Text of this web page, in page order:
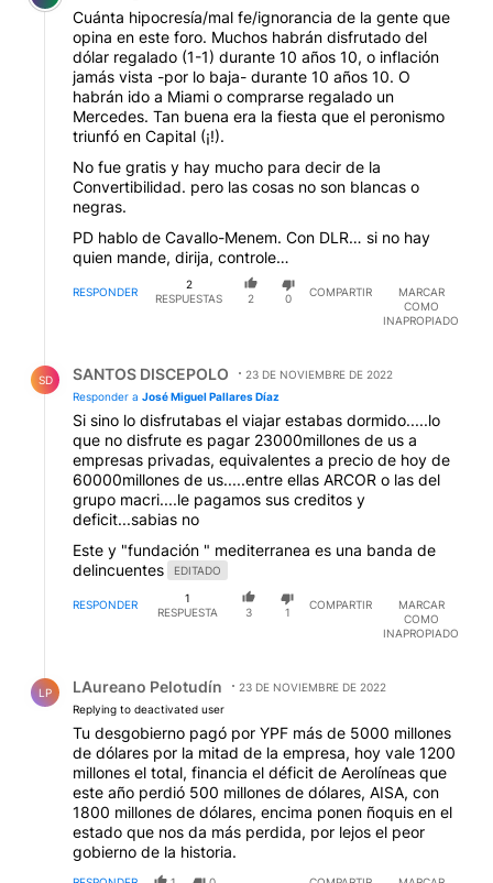
Cuánta hipocresía/mal fe/ignorancia de la gente que
opina en este foro. Muchos habrán disfrutado del
dólar regalado (1-1) durante 10 años 10, o inflación
jamás vista -por lo baja- durante 10 años 10. O
habrán ido a Miami o comprarse regalado un
Mercedes. Tan buena era la fiesta que el peronismo
triunfó en Capital (¡!).
No fue gratis y hay mucho para decir de la
Convertibilidad. pero las cosas no son blancas o
negras.
PD hablo de Cavallo-Menem. Con DLR… si no hay
quien mande, dirija, controle…
RESPONDER
2
RESPUESTAS
2 0
COMPARTIR
MARCAR
COMO
INAPROPIADO
SD SANTOS DISCEPOLO
23 DE NOVIEMBRE DE 2022
Responder a José Miguel Pallares Díaz
Si sino lo disfrutabas el viajar estabas dormido.....lo
que no disfrute es pagar 23000millones de us a
empresas privadas, equivalentes a precio de hoy de
60000millones de us.....entre ellas ARCOR o las del
grupo macri....le pagamos sus creditos y
deficit...sabias no
Este y "fundación " mediterranea es una banda de
delincuentes
EDITADO
RESPONDER
1
RESPUESTA
3 1
COMPARTIR
MARCAR
COMO
INAPROPIADO
LP LAureano Pelotudín
23 DE NOVIEMBRE DE 2022
Replying to deactivated user
Tu desgobierno pagó por YPF más de 5000 millones
de dólares por la mitad de la empresa, hoy vale 1200
millones el total, financia el déficit de Aerolíneas que
este año perdió 500 millones de dólares, AISA, con
1800 millones de dólares, encima ponen ñoquis en el
estado que nos da más perdida, por lejos el peor
gobierno de la historia.